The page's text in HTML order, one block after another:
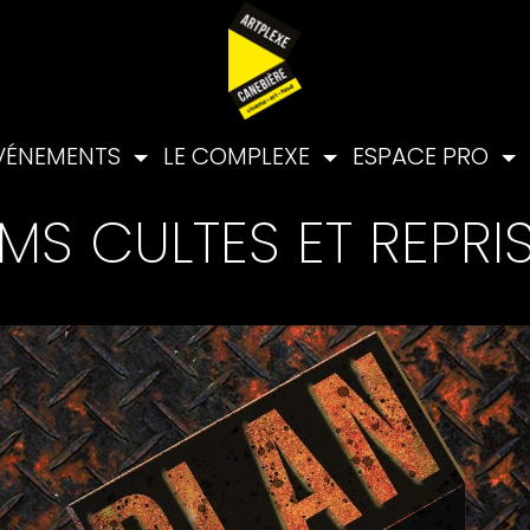
LE COMPLEXE ESPACE PRO
CULTES ET